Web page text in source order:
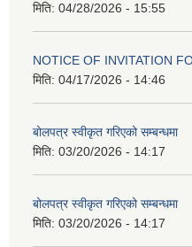
मिति: 04/28/2026 - 15:55
NOTICE OF INVITATION
मिति: 04/17/2026 - 14:46
बोलपत्र स्वीकृत गरिएको सम्बन्धमा
मिति: 03/20/2026 - 14:17
बोलपत्र स्वीकृत गरिएको सम्बन्धमा
मिति: 03/20/2026 - 14:17